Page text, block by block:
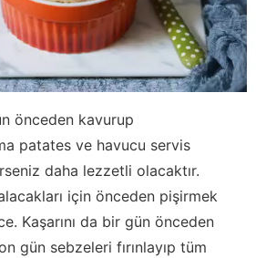
önceden kavurup
patates ve havucu servis
daha lezzetli olacaktır.
için önceden pişirmek
Kaşarını da bir gün önceden
gün sebzeleri fırınlayıp tüm